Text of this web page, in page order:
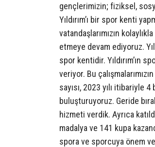
gençlerimizin; fiziksel,
Yıldırım’ı bir spor kenti
vatandaşlarımızın
etmeye devam ediyoruz.
spor kentidir.
veriyor. Bu
sayısı, 2023 yılı itibariyle
buluşturuyoruz. Geride
hizmeti verdik. Ayrıca
madalya ve 141 kupa
spora ve sporcuya önem